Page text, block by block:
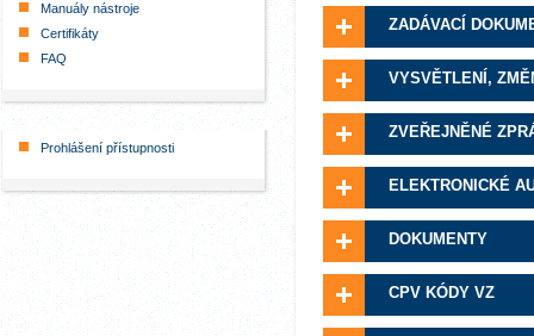
Manuály nástroje
Certifikáty
FAQ
Prohlášení přístupnosti
ZADÁVACÍ
VYSVĚTLENÍ,
ZVEŘEJNĚNÉ
ELEKTRONICKÉ
DOKUMENTY
CPV KÓDY VZ